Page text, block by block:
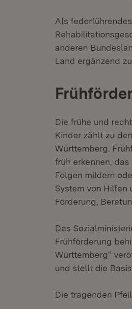
Als
anderen
Land ergänzend
Die frühe und
Kinder zählt zu
Württemberg.
früh erkennen,
Folgen mildern
System von Hilfen
Förderung,
Das
Frühförderung
Württemberg“
und stellt die
Die tragenden